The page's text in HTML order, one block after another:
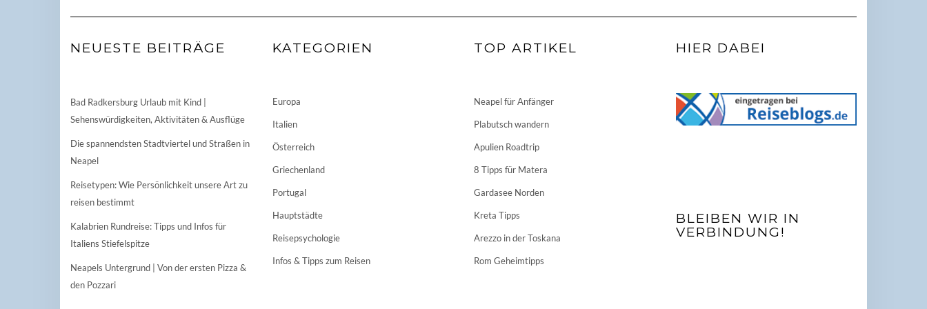
NEUESTE BEITRÄGE
Bad Radkersburg Urlaub mit Kind |
Sehenswürdigkeiten, Aktivitäten & Ausflüge
Die spannendsten Stadtviertel und Straßen in
Neapel
Reisetypen: Wie Persönlichkeit unsere Art zu
reisen bestimmt
Kalabrien Rundreise: Tipps und Infos für
Italiens Stiefelspitze
Neapels Untergrund | Von der ersten Pizza &
den Pozzari
KATEGORIEN
Europa
Italien
Österreich
Griechenland
Portugal
Hauptstädte
Reisepsychologie
Infos & Tipps zum Reisen
TOP ARTIKEL
Neapel für Anfänger
Plabutsch wandern
Apulien Roadtrip
8 Tipps für Matera
Gardasee Norden
Kreta Tipps
Arezzo in der Toskana
Rom Geheimtipps
HIER DABEI
BLEIBEN WIR IN
VERBINDUNG!